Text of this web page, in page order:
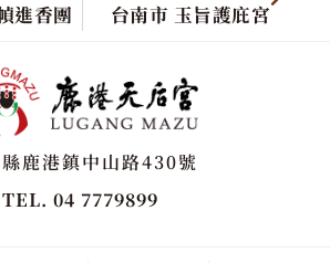
進香團 台南市 玉旨護庇宮
鹿港鎮中山路430號
TEL. 04 7779899